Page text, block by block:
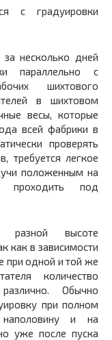
с градуировки
за несколько дней
параллельно с
шихтового
в шихтовом
весы, которые
всей фабрики в
проверять
требуется легкое
положенным на
проходить под
разной высоте
как в зависимости
при одной и той же
количество
Обычно
при полном
наполовину и на
уже после пуска